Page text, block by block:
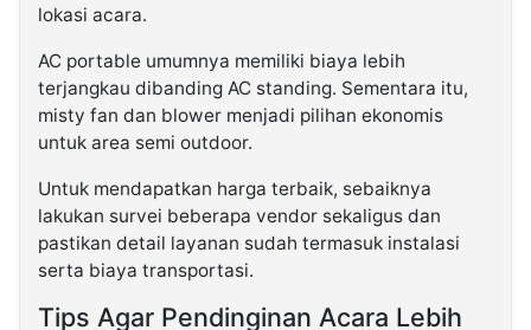
lokasi acara.
AC portable umumnya memiliki biaya lebih
terjangkau dibanding AC standing. Sementara itu,
misty fan dan blower menjadi pilihan ekonomis
untuk area semi outdoor.
Untuk mendapatkan harga terbaik, sebaiknya
lakukan survei beberapa vendor sekaligus dan
pastikan detail layanan sudah termasuk instalasi
serta biaya transportasi.
Tips Agar Pendinginan Acara Lebih